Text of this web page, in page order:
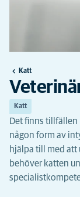
Katt
Katt
Det finns tillfällen
någon form av
hjälpa till med att
behöver katten